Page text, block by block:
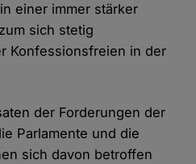
einer immer stärker
sich stetig
Konfessionsfreien in der
der Forderungen der
Parlamente und die
sich davon betroffen